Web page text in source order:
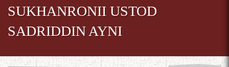
SUKHANRONII USTOD
SADRIDDIN AYNI